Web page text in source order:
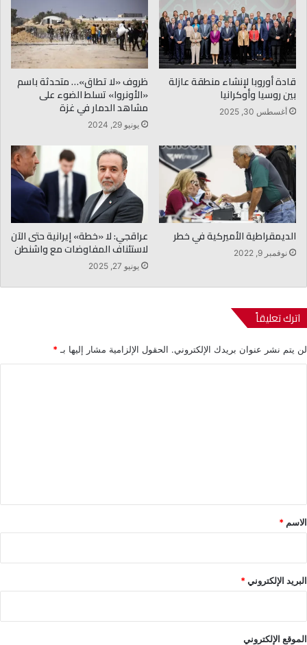
قادة أوروبا لإنشاء منطقة عازلة
بين روسيا وأوكرانيا
أغسطس 30, 2025
ظروف «لا تطاق»… متحدثة باسم
«الأونروا» تسلط الضوء على
مشاهد الدمار في غزة
يونيو 29, 2024
الديمقراطية الأميركية في خطر
نوفمبر 9, 2022
عراقجي: لا «خطة» إيرانية حتى الآن
لاستئناف المفاوضات مع واشنطن
يونيو 27, 2025
اترك تعليقاً
لن يتم نشر عنوان بريدك الإلكتروني. الحقول الإلزامية مشار إليها بـ *
*
الاسم *
البريد الإلكتروني*
الموقع الإلكتروني